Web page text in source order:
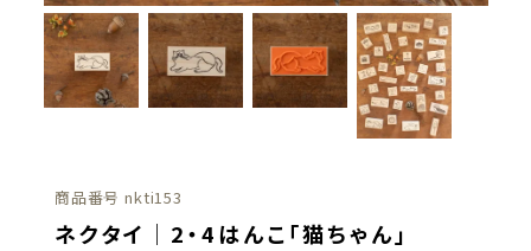
商品番号 nkti153
ネクタイ｜2・4はんこ「猫ちゃん」